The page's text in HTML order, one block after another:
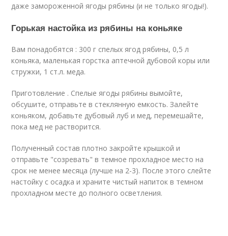
даже замороженной ягоды рябины (и не только ягоды!).
Горькая настойка из рябины на коньяке
Вам понадобятся : 300 г спелых ягод рябины, 0,5 л
коньяка, маленькая горстка аптечной дубовой коры или
стружки, 1 ст.л. меда.
Приготовление . Спелые ягоды рябины вымойте,
обсушите, отправьте в стеклянную емкость. Залейте
коньяком, добавьте дубовый луб и мед, перемешайте,
пока мед не растворится.
Полученный состав плотно закройте крышкой и
отправьте "созревать" в темное прохладное место на
срок не менее месяца (лучше на 2-3). После этого слейте
настойку с осадка и храните чистый напиток в темном
прохладном месте до полного осветления.